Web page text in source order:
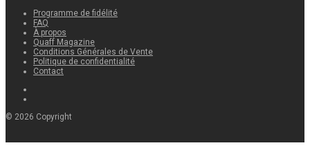
Programme de fidélité
FAQ
À propos
Quaff Magazine
Conditions Générales de Vente
Politique de confidentialité
Contact
© 2026 Copyright